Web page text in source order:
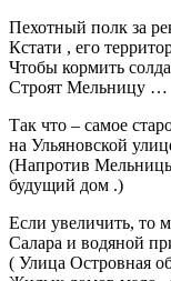
Пехотный полк за
Кстати , его
Чтобы кормить
Строят Мельницу …
Так что – самое
на Ульяновской
(Напротив
будущий дом .)
Если увеличить, то
Салара и водяной
( Улица Островная